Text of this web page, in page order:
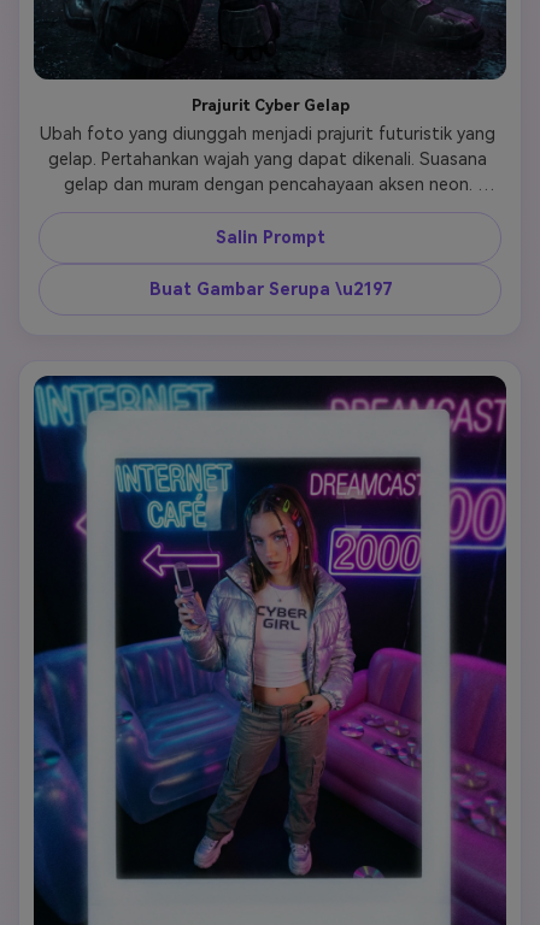
Prajurit Cyber Gelap
Ubah foto yang diunggah menjadi prajurit futuristik yang
gelap. Pertahankan wajah yang dapat dikenali. Suasana
gelap dan muram dengan pencahayaan aksen neon.
Elemen baju besi futuristik, bayangan dramatis, ekspresi
Salin Prompt
Buat Gambar Serupa \u2197